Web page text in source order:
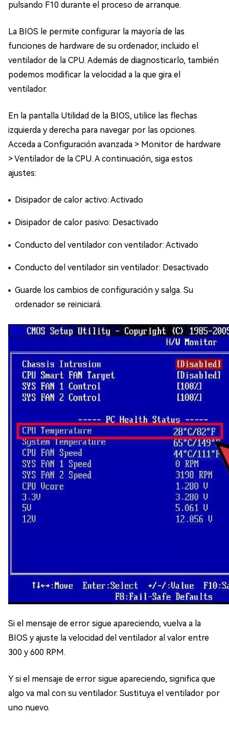
pulsando F10 durante el proceso de arranque.
La BIOS le permite configurar la mayoría de las
funciones de hardware de su ordenador, incluido el
ventilador de la CPU. Además de diagnosticarlo, también
podemos modificar la velocidad a la que gira el
ventilador.
En la pantalla Utilidad de la BIOS, utilice las flechas
izquierda y derecha para navegar por las opciones.
Acceda a Configuración avanzada > Monitor de hardware
> Ventilador de la CPU. A continuación, siga estos
ajustes:
Disipador de calor activo: Activado
Disipador de calor pasivo: Desactivado
Conducto del ventilador con ventilador: Activado
Conducto del ventilador sin ventilador: Desactivado
Guarde los cambios de configuración y salga. Su
ordenador se reiniciará.
Si el mensaje de error sigue apareciendo, vuelva a la
BIOS y ajuste la velocidad del ventilador al valor entre
300 y 600 RPM.
Y si el mensaje de error sigue apareciendo, significa que
algo va mal con su ventilador. Sustituya el ventilador por
uno nuevo.